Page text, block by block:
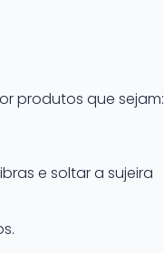
produtos que sejam:
e soltar a sujeira